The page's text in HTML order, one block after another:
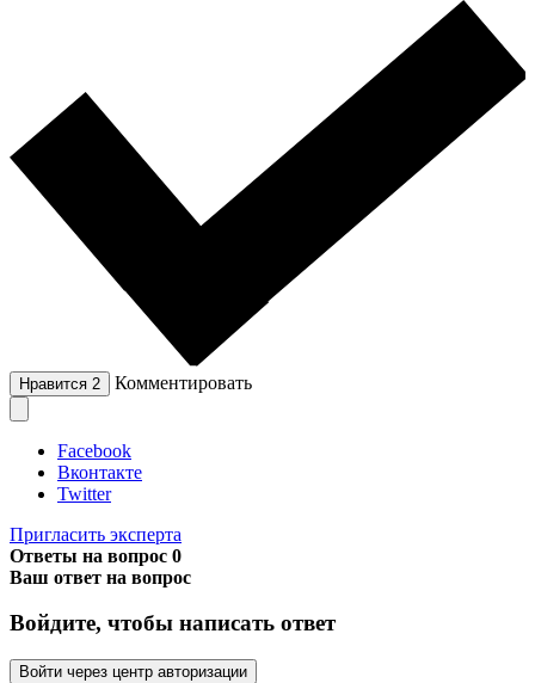
Нравится 2 Комментировать
Facebook
Вконтакте
Twitter
Пригласить эксперта
Ответы на вопрос 0
Ваш ответ на вопрос
Войдите, чтобы написать ответ
Войти через центр авторизации